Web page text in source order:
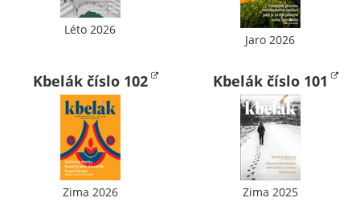
Léto 2026
Jaro 2026
Kbelák číslo 102
Zima 2026
Kbelák číslo 101
Zima 2025
cookies
Technické
cookies jsou
nezbytné pro
správné
fungování
webu a všech